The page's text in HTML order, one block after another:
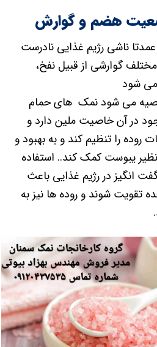
هضم و گوارش
ناشی رژیم غذایی نادرست
گوارشی از قبیل نفخ،
شود
می شود نمک های حمام
در آن خاصیت ملین دارد و
روده را تنظیم کند و به بهبود و
یبوست کمک کند.. استفاده
انگیز در رژیم غذایی باعث
تقویت شوند و روده ها نیز به